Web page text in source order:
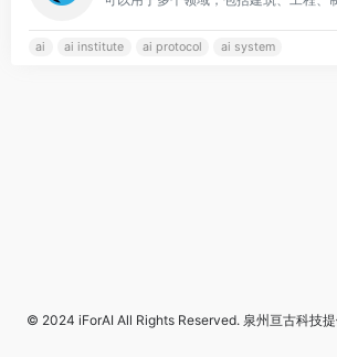
ai ai institute ai protocol ai system
© 2024 iForAI All Rights Reserved. 泉州亘古科技